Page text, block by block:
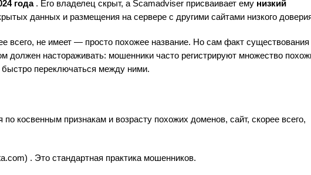
года. Его владелец скрыт, а Scamadviser присваивает ему низкий
данных и размещения на сервере с другими сайтами низкого
всего, не имеет — просто похожее название. Но сам факт существования
должен настораживать: мошенники часто регистрируют множество
переключаться между ними.
по косвенным признакам и возрасту похожих доменов, сайт, скорее всего,
. Это стандартная практика мошенников.